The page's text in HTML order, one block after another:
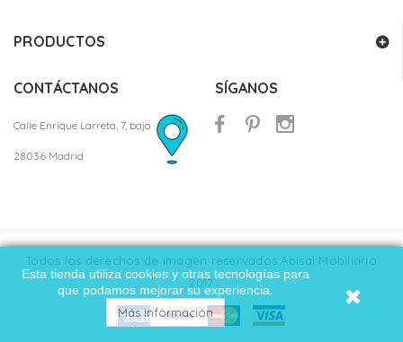
Esta tienda utiliza cookies y otras tecnologías para
que podamos mejorar su experiencia.
Más información
PRODUCTOS
CONTÁCTANOS
Calle Enrique Larreta, 7, bajo
28036 Madrid
SÍGANOS
Todos los derechos de imagen reservados Abisal Mobiliario
2017